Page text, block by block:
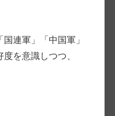
連軍」「中国軍」
を意識しつつ、